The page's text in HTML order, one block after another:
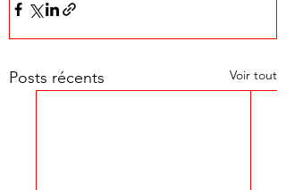
Posts récents Voir tout